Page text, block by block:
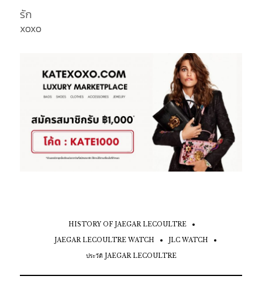
รัก
xoxo
HISTORY OF JAEGAR LECOULTRE
JAEGAR LECOULTRE WATCH JLC WATCH
ประวัติ JAEGAR LECOULTRE